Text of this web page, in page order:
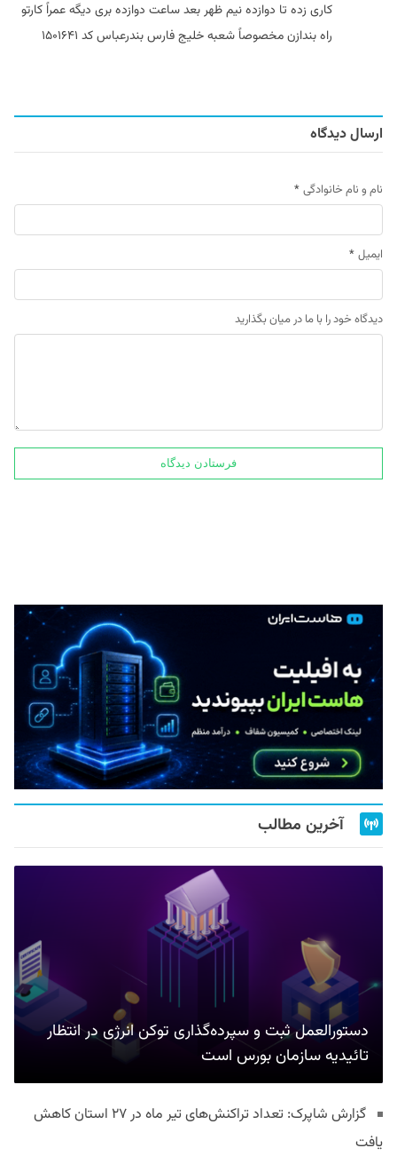
کاری زده تا دوازده نیم ظهر بعد ساعت دوازده بری دیگه عمراً کارتو
راه بندازن مخصوصاً شعبه خلیج فارس بندرعباس کد ۱۵۰۱۶۴۱
ارسال دیدگاه
نام و نام خانوادگی *
ایمیل *
دیدگاه خود را با ما در میان بگذارید
آخرین مطالب
دستورالعمل ثبت و سپرده‌گذاری توکن انرژی در انتظار
تائیدیه سازمان بورس است
گزارش شاپرک: تعداد تراکنش‌های تیر ماه در ۲۷ استان‌ کاهش
یافت